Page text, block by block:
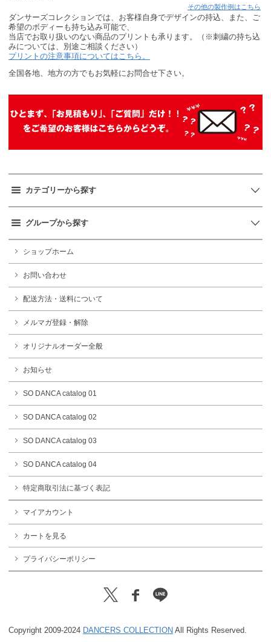
その他の製作例はこちら
ダンサーズコレクションでは、お客様自身でデザインの持込、また、ご
希望のボディーも持ち込み可能で、
当店でお取り扱いのない商品のプリントも承ります。（※刺繍の持ち込
みについては、別途ご相談ください）
プリントの注意事項についてはこちら。
全国各地、地方の方でもお気軽にお問合せ下さい。
カテゴリーから探す
グループから探す
ショップホーム
お問い合わせ
配送方法・送料について
メルマガ登録・解除
オリジナルオーダー全般
お知らせ
SO DANCA catalog 01
SO DANCA catalog 02
SO DANCA catalog 03
SO DANCA catalog 04
特定商取引法に基づく表記
マイアカウント
カートを見る
プライバシーポリシー
Copyright 2009-2024 DANCERS COLLECTION All Rights Reserved.